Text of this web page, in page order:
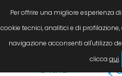
Per offrire una migliore esperienza
cookie tecnici, analitici e di
navigazione acconsenti all'utilizzo
clicca qui.
Servizio taxi / N.C.C. auto, minibus e